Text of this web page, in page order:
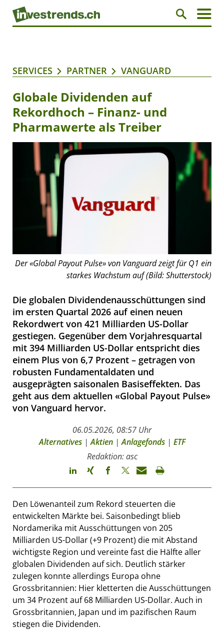
SERVICES PARTNER VANGUARD
Globale Dividenden auf
Rekordhoch – Finanz- und
Pharmawerte als Treiber
Der «Global Payout Pulse» von Vanguard zeigt für Q1 ein
starkes Wachstum auf (Bild: Shutterstock)
Die globalen Dividendenausschüttungen sind
im ersten Quartal 2026 auf einen neuen
Rekordwert von 421 Milliarden US-Dollar
gestiegen. Gegenüber dem Vorjahresquartal
mit 394 Milliarden US-Dollar entspricht dies
einem Plus von 6,7 Prozent – getragen von
robusten Fundamentaldaten und
ausgeprägten saisonalen Basiseffekten. Das
geht aus dem aktuellen «Global Payout Pulse»
von Vanguard hervor.
06.05.2026, 08:57 Uhr
Alternatives|Aktien|Anlagefonds| ETF
Redaktion: asc
Den Löwenanteil zum Rekord steuerten die
entwickelten Märkte bei. Saisonbedingt blieb
Nordamerika mit Ausschüttungen von 205
Milliarden US-Dollar (+9 Prozent) die mit Abstand
wichtigste Region und vereinte fast die Hälfte aller
globalen Dividenden auf sich. Deutlich stärker
zulegen konnte allerdings Europa ohne
Grossbritannien: Hier kletterten die Ausschüttungen
um 34 Prozent auf 68 Milliarden US-Dollar. Auch in
Grossbritannien, Japan und im pazifischen Raum
stiegen die Dividenden.